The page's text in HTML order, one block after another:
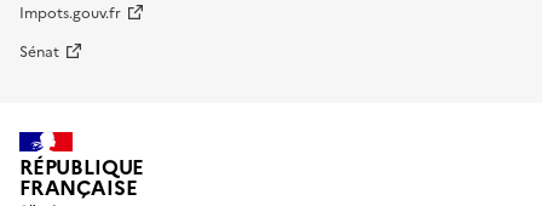
Impots.gouv.fr
Sénat
RÉPUBLIQUE
FRANÇAISE